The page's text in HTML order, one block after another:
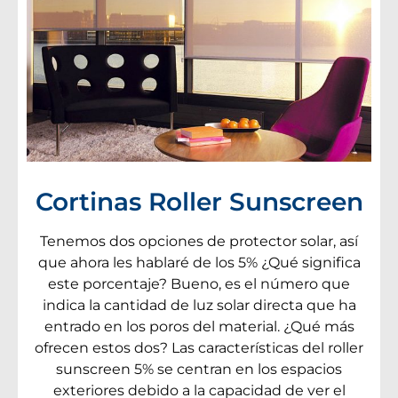
Cortinas Roller Sunscreen
Tenemos dos opciones de protector solar, así
que ahora les hablaré de los 5% ¿Qué significa
este porcentaje? Bueno, es el número que
indica la cantidad de luz solar directa que ha
entrado en los poros del material. ¿Qué más
ofrecen estos dos? Las características del roller
sunscreen 5% se centran en los espacios
exteriores debido a la capacidad de ver el